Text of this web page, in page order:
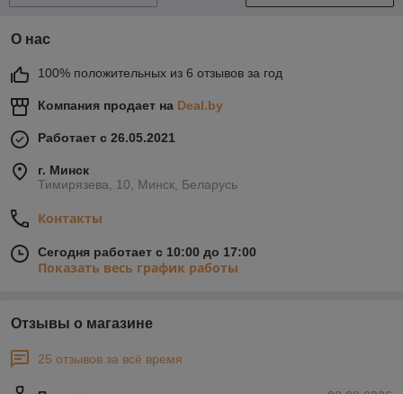
О нас
100% положительных из 6 отзывов за год
Компания продает на Deal.by
Работает с 26.05.2021
г. Минск
Тимирязева, 10, Минск, Беларусь
Контакты
Сегодня работает с 10:00 до 17:00
Показать весь график работы
Отзывы о магазине
25 отзывов за всё время